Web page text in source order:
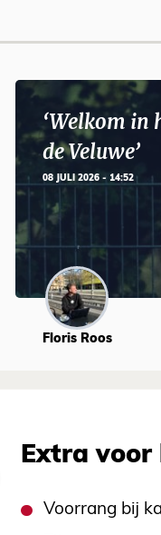
‘Welkom in
de Veluwe’
08 JULI 2026 - 14:52
Floris Roos
Extra voor
Voorrang bij